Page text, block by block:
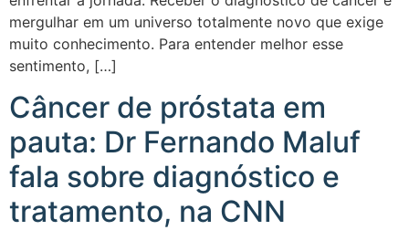
mergulhar em um universo totalmente novo que exige
muito conhecimento. Para entender melhor esse
sentimento, […]
Câncer de próstata em
pauta: Dr Fernando Maluf
fala sobre diagnóstico e
tratamento, na CNN